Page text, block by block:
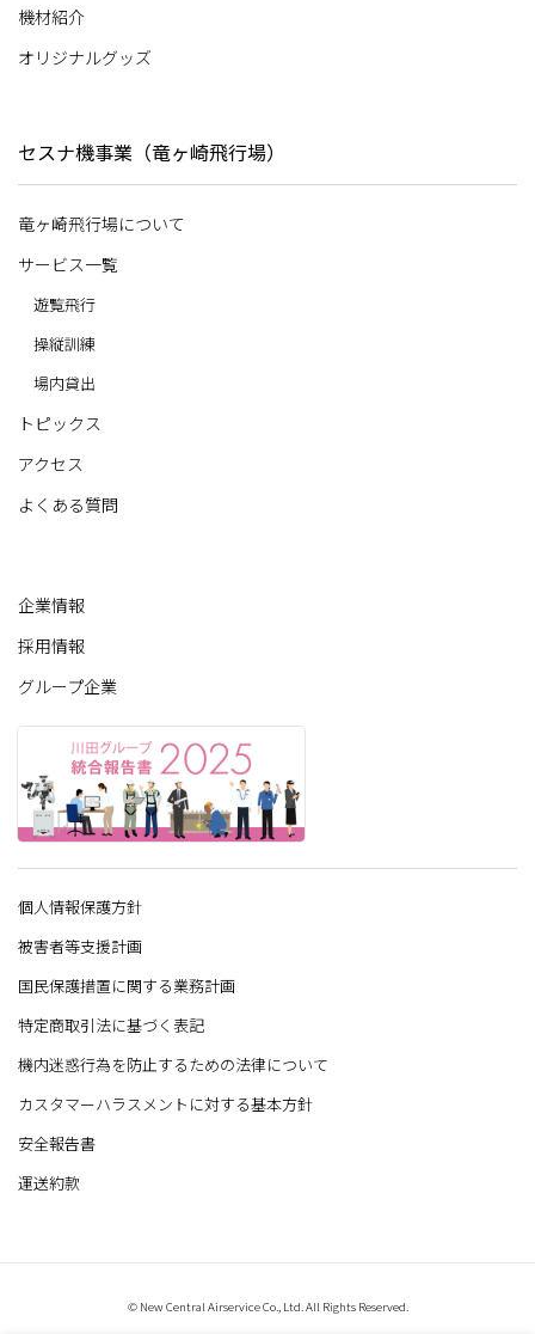
機材紹介
オリジナルグッズ
セスナ機事業（竜ヶ崎飛行場）
竜ヶ崎飛行場について
サービス一覧
遊覧飛行
操縦訓練
場内貸出
トピックス
アクセス
よくある質問
企業情報
採用情報
グループ企業
個人情報保護方針
被害者等支援計画
国民保護措置に関する業務計画
特定商取引法に基づく表記
機内迷惑行為を防止するための法律について
カスタマーハラスメントに対する基本方針
安全報告書
運送約款
© New Central Airservice Co., Ltd. All Rights Reserved.